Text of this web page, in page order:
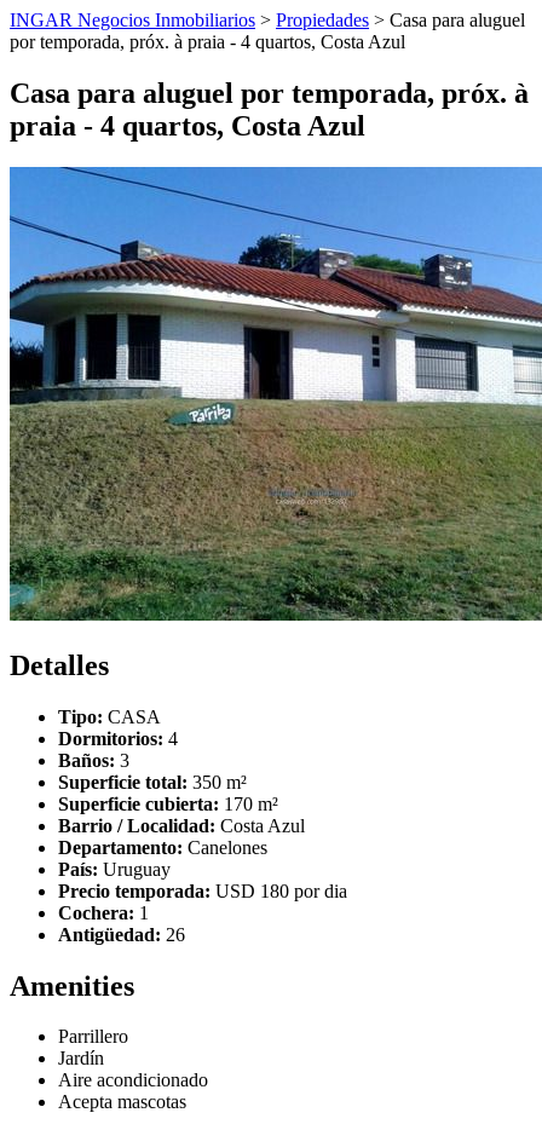
INGAR Negocios Inmobiliarios > Propiedades > Casa para aluguel
por temporada, próx. à praia - 4 quartos, Costa Azul
Casa para aluguel por temporada, próx. à
praia - 4 quartos, Costa Azul
Detalles
Tipo: CASA
Dormitorios: 4
Baños: 3
Superficie total: 350 m²
Superficie cubierta: 170 m²
Barrio / Localidad: Costa Azul
Departamento: Canelones
País: Uruguay
Precio temporada: USD 180 por dia
Cochera: 1
Antigüedad: 26
Amenities
Parrillero
Jardín
Aire acondicionado
Acepta mascotas